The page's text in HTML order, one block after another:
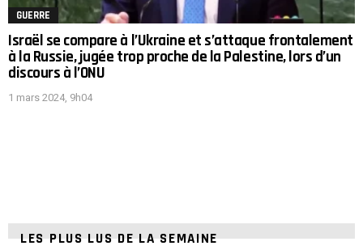
GUERRE
Israël se compare à l’Ukraine et s’attaque frontalement
à la Russie, jugée trop proche de la Palestine, lors d’un
discours à l’ONU
1 mars 2024, 9h04
LES PLUS LUS DE LA SEMAINE